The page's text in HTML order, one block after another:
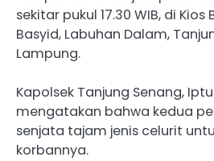
sekitar pukul 17.30 WIB, di Kios
Basyid, Labuhan Dalam,
Lampung.
Kapolsek Tanjung Senang,
mengatakan bahwa kedua
senjata tajam jenis celurit
korbannya.